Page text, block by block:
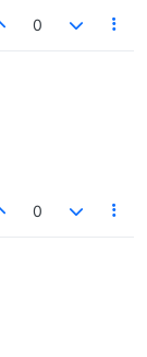
0
0